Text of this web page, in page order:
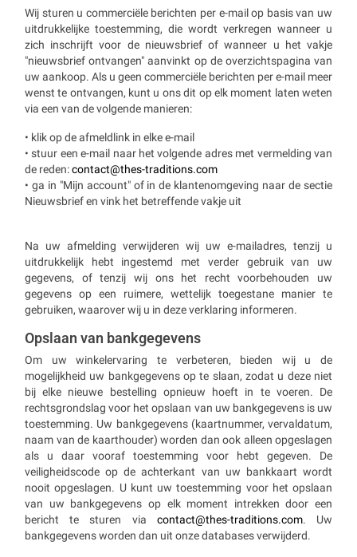
Wij sturen u commerciële berichten per e-mail op basis van uw
uitdrukkelijke toestemming, die wordt verkregen wanneer u
zich inschrijft voor de nieuwsbrief of wanneer u het vakje
"nieuwsbrief ontvangen" aanvinkt op de overzichtspagina van
uw aankoop. Als u geen commerciële berichten per e-mail meer
wenst te ontvangen, kunt u ons dit op elk moment laten weten
via een van de volgende manieren:
• klik op de afmeldlink in elke e-mail
• stuur een e-mail naar het volgende adres met vermelding van
de reden:contact@thes-traditions.com
• ga in "Mijn account" of in de klantenomgeving naar de sectie
Nieuwsbrief en vink het betreffende vakje uit
Na uw afmelding verwijderen wij uw e-mailadres, tenzij u
uitdrukkelijk hebt ingestemd met verder gebruik van uw
gegevens, of tenzij wij ons het recht voorbehouden uw
gegevens op een ruimere, wettelijk toegestane manier te
gebruiken, waarover wij u in deze verklaring informeren.
Opslaan van bankgegevens
Om uw winkelervaring te verbeteren, bieden wij u de
mogelijkheid uw bankgegevens op te slaan, zodat u deze niet
bij elke nieuwe bestelling opnieuw hoeft in te voeren. De
rechtsgrondslag voor het opslaan van uw bankgegevens is uw
toestemming. Uw bankgegevens (kaartnummer, vervaldatum,
naam van de kaarthouder) worden dan ook alleen opgeslagen
als u daar vooraf toestemming voor hebt gegeven. De
veiligheidscode op de achterkant van uw bankkaart wordt
nooit opgeslagen. U kunt uw toestemming voor het opslaan
van uw bankgegevens op elk moment intrekken door een
bericht te sturen via contact@thes-traditions.com. Uw
bankgegevens worden dan uit onze databases verwijderd.